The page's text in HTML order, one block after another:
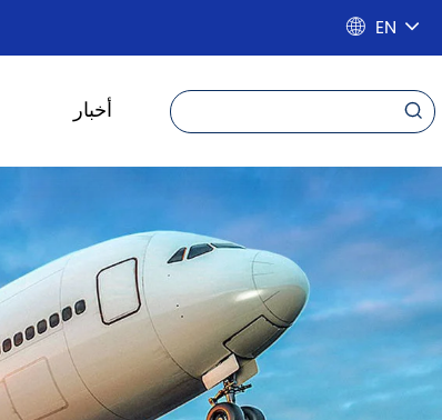
 EN
أخبار 